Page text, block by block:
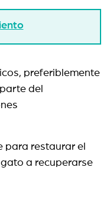
preferiblemente
del
para restaurar el
a recuperarse